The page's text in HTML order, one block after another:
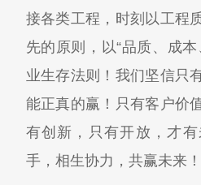
接各类工程，时刻以工程
先的原则，以“品质、成
业生存法则！我们坚信只
能正真的赢！只有客户价
有创新，只有开放，才
手，相生协力，共赢未来！